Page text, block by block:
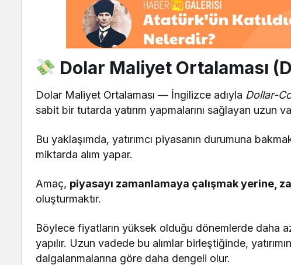
Dolar Maliyet Ortalaması
Dolar Maliyet Ortalaması — İngilizce adıyla Dollar-
sabit bir tutarda yatırım yapmalarını sağlayan uzun
Bu yaklaşımda, yatırımcı piyasanın durumuna
miktarda alım yapar.
Amaç, piyasayı zamanlamaya çalışmak yerine,
oluşturmaktır.
Böylece fiyatların yüksek olduğu dönemlerde daha
yapılır. Uzun vadede bu alımlar birleştiğinde,
dalgalanmalarına göre daha dengeli olur.